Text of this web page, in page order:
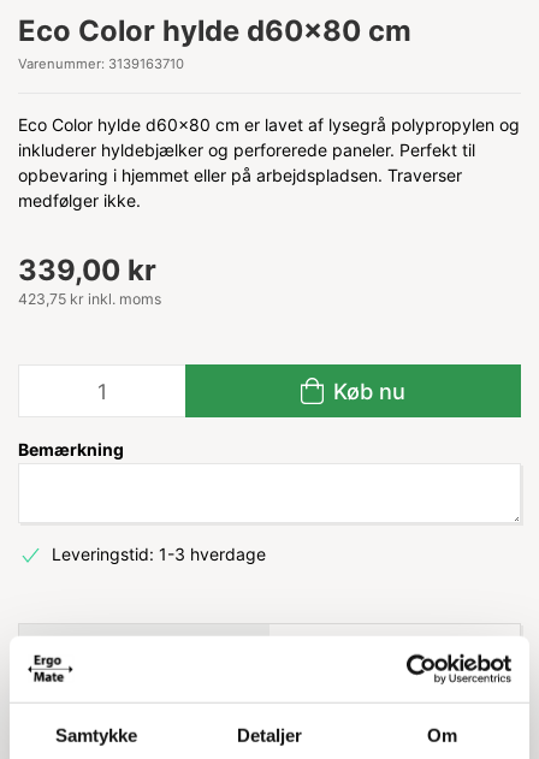
Samtykke Detaljer Om
Eco Color hylde d60x80 cm
Varenummer: 3139163710
Eco Color hylde d60x80 cm er lavet af lysegrå polypropylen og
inkluderer hyldebjælker og perforerede paneler. Perfekt til
opbevaring i hjemmet eller på arbejdspladsen. Traverser
medfølger ikke.
339,00 kr
423,75 kr inkl. moms
Køb nu
Bemærkning
Leveringstid: 1-3 hverdage
Information
Eco Color hylde d60x80 cm